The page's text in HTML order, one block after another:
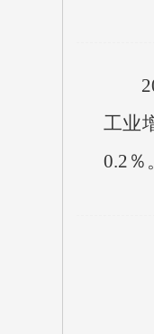
工业
0.2 ％